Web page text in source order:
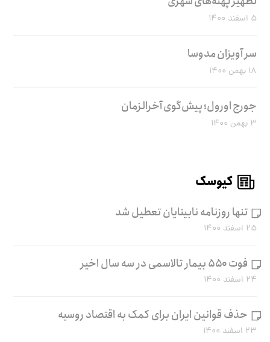
۵ اسفند ۱۴۰۰
سر آویزان مدوسا
۱۸ بهمن ۱۴۰۰
جورج اورول؛ پیش‌گوی آخرالزمان
۳ بهمن ۱۴۰۰
کیوسک
تنها روزنامه نابینایان تعطیل شد
۲۵ اسفند ۱۴۰۰
فوت ۵۵۰ بیمار تالاسمی در سه سال اخیر
۲۴ اسفند ۱۴۰۰
حذف قوانین ایران برای کمک به اقتصاد روسیه
۲۳ اسفند ۱۴۰۰